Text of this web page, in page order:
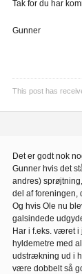
Tak for du har
Gunner
This post has
Det er godt nok
Gunner hvis det
andres)
del af foreningen,
Og hvis Ole nu
galsindede
Har i f.eks. været i
hyldemetre med
udstrækning ud i
være dobbelt så